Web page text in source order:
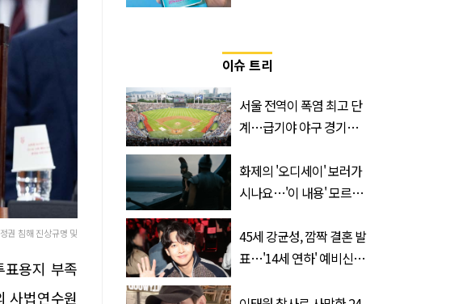
권 침해 진상규명 및
용지 부족
사법연수원
이슈 트리
서울 전역이 폭염 최고 단
계…급기야 야구 경기까
화제의 '오디세이' 보러가
시나요…'이 내용' 모르고
45세 강균성, 깜짝 결혼 발
표…'14세 연하' 예비신부